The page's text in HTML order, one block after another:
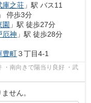
庫之荘 」駅 バス11
停歩3分
園 」駅 徒歩27分
厄神 」駅 徒歩28分
豊町３丁目4-1
・南向きで陽当り良好 ・武
せん。